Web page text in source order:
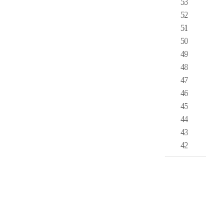
53
52
51
50
49
48
47
46
45
44
43
42